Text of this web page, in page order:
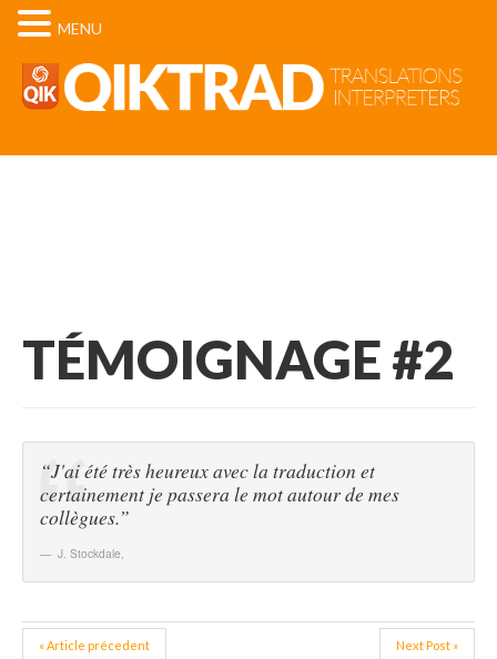
TÉMOIGNAGE #2
“J'ai été très heureux avec la traduction et
certainement je passera le mot autour de mes
collègues.”
J. Stockdale
« Article précedent Next Post »
MENU